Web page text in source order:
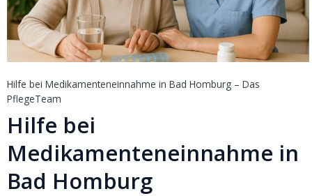
Hilfe bei Medikamenteneinnahme in Bad Homburg – Das
PflegeTeam
Hilfe bei
Medikamenteneinnahme in
Bad Homburg